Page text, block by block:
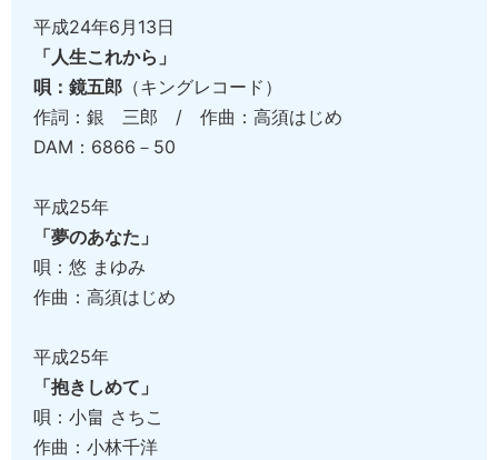
平成24年6月13日
「人生これから」
唄：鏡五郎 （キングレコード）
作詞：銀 三郎 / 作曲：高須はじめ
DAM：6866－50
平成25年
「夢のあなた」
唄：悠 まゆみ
作曲：高須はじめ
平成25年
「抱きしめて」
唄：小畠 さちこ
作曲：小林千洋